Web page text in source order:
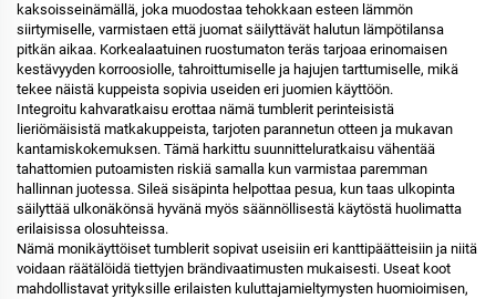
kaksoisseinämällä, joka muodostaa tehokkaan esteen lämmön
siirtymiselle, varmistaen että juomat säilyttävät halutun lämpötilansa
pitkän aikaa. Korkealaatuinen ruostumaton teräs tarjoaa erinomaisen
kestävyyden korroosiolle, tahroittumiselle ja hajujen tarttumiselle, mikä
tekee näistä kuppeista sopivia useiden eri juomien käyttöön.
Integroitu kahvaratkaisu erottaa nämä tumblerit perinteisistä
lieriömäisistä matkakuppeista, tarjoten parannetun otteen ja mukavan
kantamiskokemuksen. Tämä harkittu suunnitteluratkaisu vähentää
tahattomien putoamisten riskiä samalla kun varmistaa paremman
hallinnan juotessa. Sileä sisäpinta helpottaa pesua, kun taas ulkopinta
säilyttää ulkonäkönsä hyvänä myös säännöllisestä käytöstä huolimatta
erilaisissa olosuhteissa.
Nämä monikäyttöiset tumblerit sopivat useisiin eri kanttipäätteisiin ja niitä
voidaan räätälöidä tiettyjen brändivaatimusten mukaisesti. Useat koot
mahdollistavat yrityksille erilaisten kuluttajamieltymysten huomioimisen,